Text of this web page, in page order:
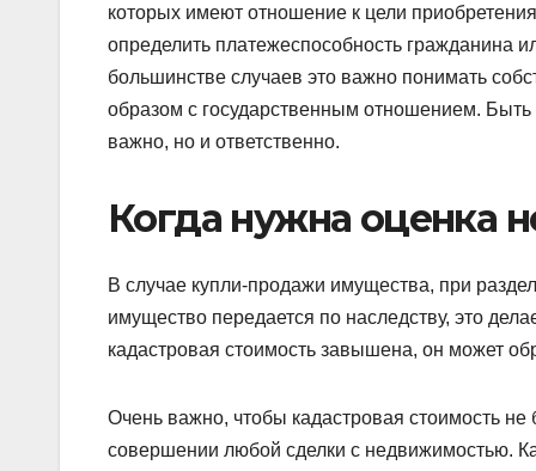
которых имеют отношение к цели
определить платежеспособность гражданина
большинстве случаев это важно понимать
образом с государственным отношением.
важно, но и ответственно.
Когда нужна оценка
В случае купли-продажи имущества, при
имущество передается по наследству, это
кадастровая стоимость завышена, он может
Очень важно, чтобы кадастровая стоимость
совершении любой сделки с недвижимостью.